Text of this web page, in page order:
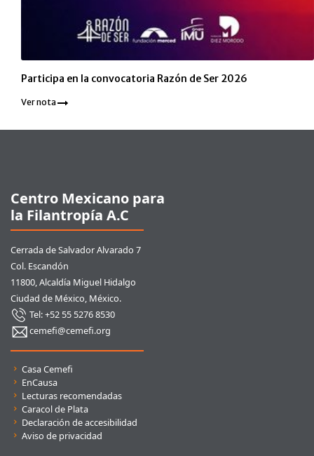
Participa en la convocatoria Razón de Ser 2026
Ver nota
Centro Mexicano para
la Filantropía A.C
Cerrada de Salvador Alvarado 7
Col. Escandón
11800, Alcaldía Miguel Hidalgo
Ciudad de México, México.
Tel: +52 55 5276 8530
cemefi@cemefi.org
Enlaces rápidos
Casa Cemefi
EnCausa
Lecturas recomendadas
Caracol de Plata
Declaración de accesibilidad
Aviso de privacidad